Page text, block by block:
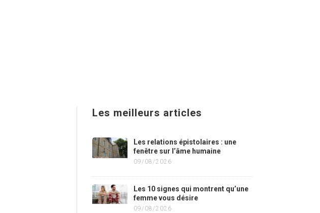
Les meilleurs articles
Les relations épistolaires : une
fenêtre sur l’âme humaine
09/08/2026
Les 10 signes qui montrent qu’une
femme vous désire
09/08/2026